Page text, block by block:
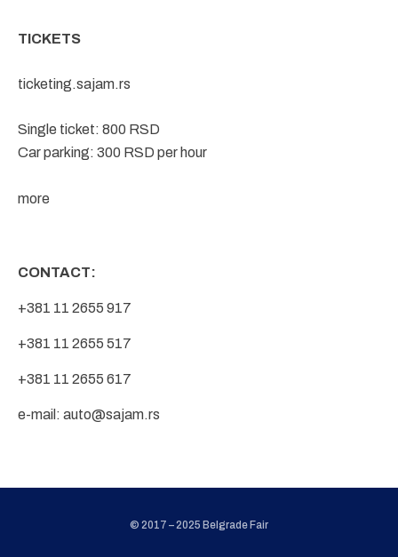
TICKETS
ticketing.sajam.rs
Single ticket: 800 RSD
Car parking: 300 RSD per hour
more
CONTACT:
+381 11 2655 917
+381 11 2655 517
+381 11 2655 617
e-mail: auto@sajam.rs
© 2017 – 2025 Belgrade Fair